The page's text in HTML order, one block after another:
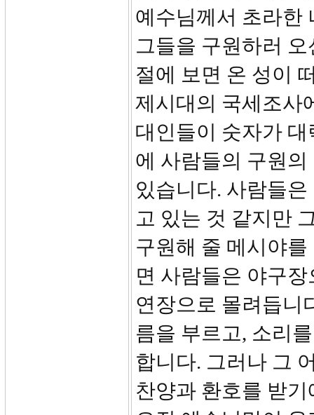
예수님께서 초라한
그들을 구원하러
절에 보면 온 성이
제시대의 국세조사
대인들이 숫자가
에 사람들의 구원
있습니다. 사람들
고 있는 것 같지만
구원해 줄 메시야
면 사람들은 야구
연장으로 몰려듭니
름을 부르고, 소리
합니다. 그러나 그
찬양과 환호를 받